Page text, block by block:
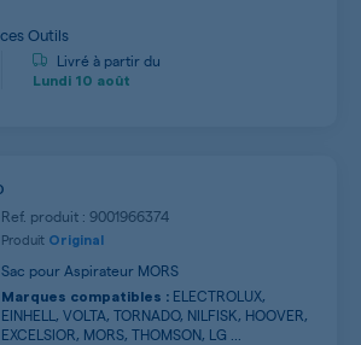
Outils
Livré à partir du
Lundi 10 août
Ref. produit : 9001966374
Produit Original
Sac pour Aspirateur MORS
Marques compatibles : ELECTROLUX,
EINHELL, VOLTA, TORNADO, NILFISK, HOOVER,
EXCELSIOR, MORS, THOMSON, LG ...